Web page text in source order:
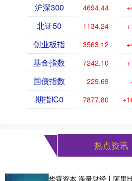
沪深300 4694.44
北证50 1134.24
创业板指 3563.12
基金指数 7242.10
国债指数 229.69
期指IC0 7877.80
热点资讯
华霖资本 海量财经丨阿里